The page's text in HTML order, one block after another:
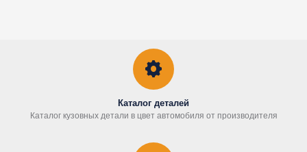
Каталог деталей
Каталог кузовных детали в цвет автомобиля от производителя